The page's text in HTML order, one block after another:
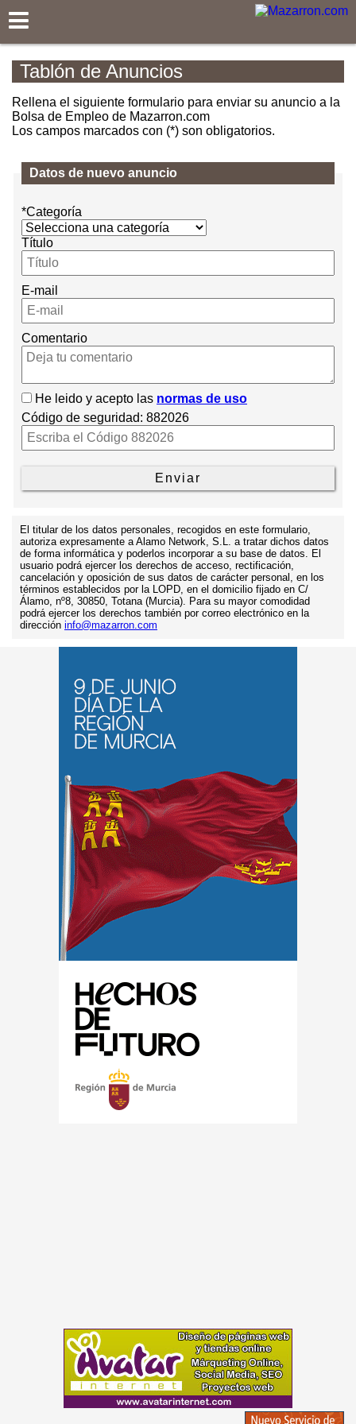
Tablón de Anuncios
Rellena el siguiente formulario para enviar su anuncio a la
Bolsa de Empleo de Mazarron.com
Los campos marcados con (*) son obligatorios.
Datos de nuevo anuncio
*Categoría
Título
E-mail
Comentario
He leido y acepto las normas de uso
Código de seguridad: 882026
El titular de los datos personales, recogidos en este formulario,
autoriza expresamente a Alamo Network, S.L. a tratar dichos datos
de forma informática y poderlos incorporar a su base de datos. El
usuario podrá ejercer los derechos de acceso, rectificación,
cancelación y oposición de sus datos de carácter personal, en los
términos establecidos por la LOPD, en el domicilio fijado en C/
Álamo, nº8, 30850, Totana (Murcia). Para su mayor comodidad
podrá ejercer los derechos también por correo electrónico en la
dirección info@mazarron.com